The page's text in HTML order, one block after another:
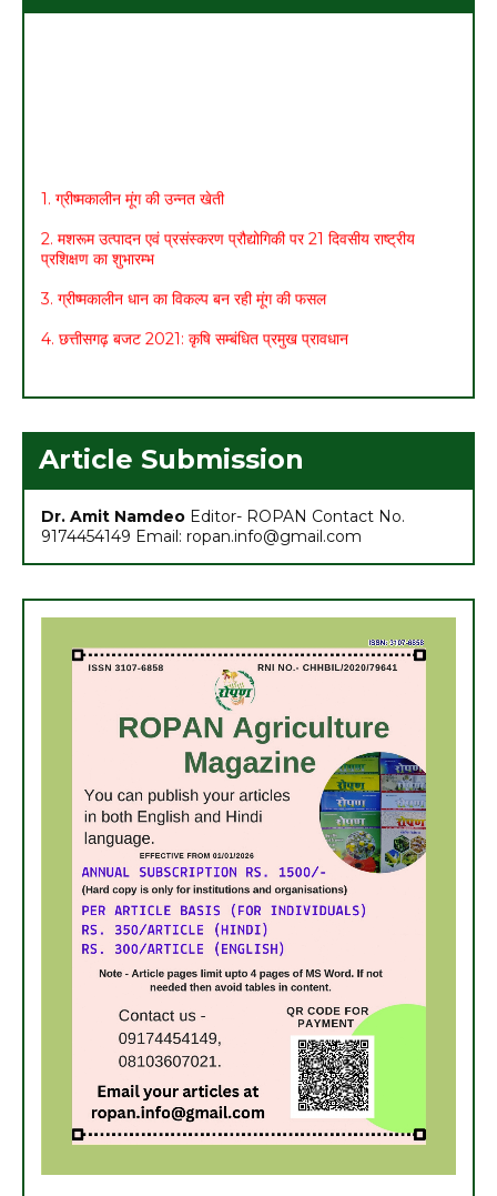
2. मशरूम उत्पादन एवं प्रसंस्करण प्रौद्योगिकी पर 21 दिवसीय राष्ट्रीय
3. ग्रीष्मकालीन धान का विकल्प बन रही मूंग की फसल
4. छत्तीसगढ़ बजट 2021: कृषि सम्बंधित प्रमुख प्रावधान
5. मासिक कृषि एवं पशुपालन कार्ययोजना (मार्च)
Article Submission
Dr. Amit Namdeo Editor- ROPAN Contact No.
9174454149 Email: ropan.info@gmail.com